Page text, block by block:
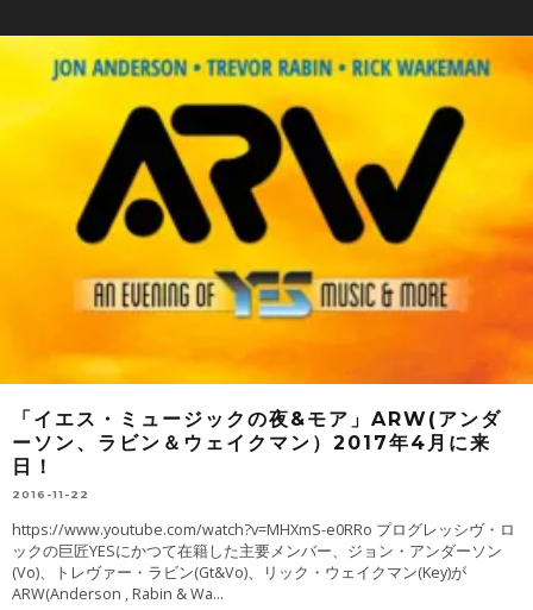
「イエス・ミュージックの夜&モア」ARW(アンダ
ーソン、ラビン＆ウェイクマン）2017年4月に来
日！
2016-11-22
https://www.youtube.com/watch?v=MHXmS-e0RRo プログレッシヴ・ロ
ックの巨匠YESにかつて在籍した主要メンバー、ジョン・アンダーソン
(Vo)、トレヴァー・ラビン(Gt&Vo)、リック・ウェイクマン(Key)が
ARW(Anderson , Rabin & Wa...